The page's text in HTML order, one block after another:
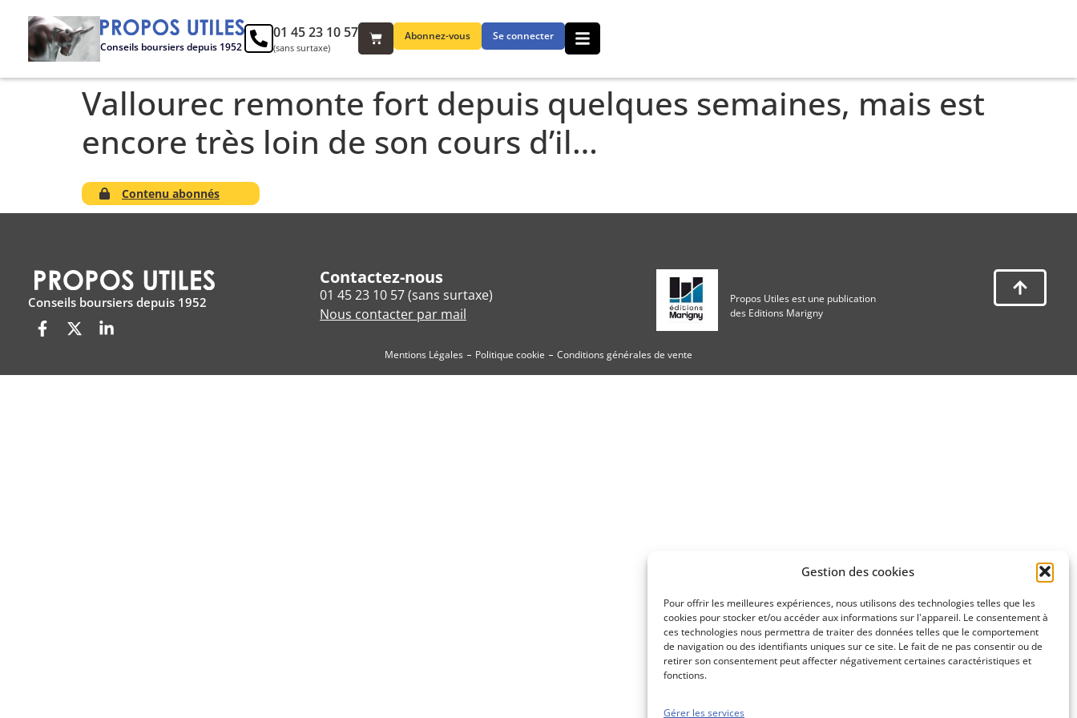
Gestion des cookies
Pour offrir les meilleures expériences, nous utilisons des technologies telles que les
cookies pour stocker et/ou accéder aux informations sur l'appareil. Le consentement à
ces technologies nous permettra de traiter des données telles que le comportement
de navigation ou des identifiants uniques sur ce site. Le fait de ne pas consentir ou de
retirer son consentement peut affecter négativement certaines caractéristiques et
fonctions.
Gérer les services
Conseils boursiers depuis 1952
Abonnez-vous Se connecter
01 45 23 10 57
(sans surtaxe)
Vallourec remonte fort depuis quelques semaines, mais est
encore très loin de son cours d’il…
Contenu abonnés
Conseils boursiers depuis 1952
Contactez-nous
01 45 23 10 57 (sans surtaxe)
Nous contacter par mail
Propos Utiles est une publication
des Editions Marigny
Mentions Légales Politique cookie Conditions générales de vente